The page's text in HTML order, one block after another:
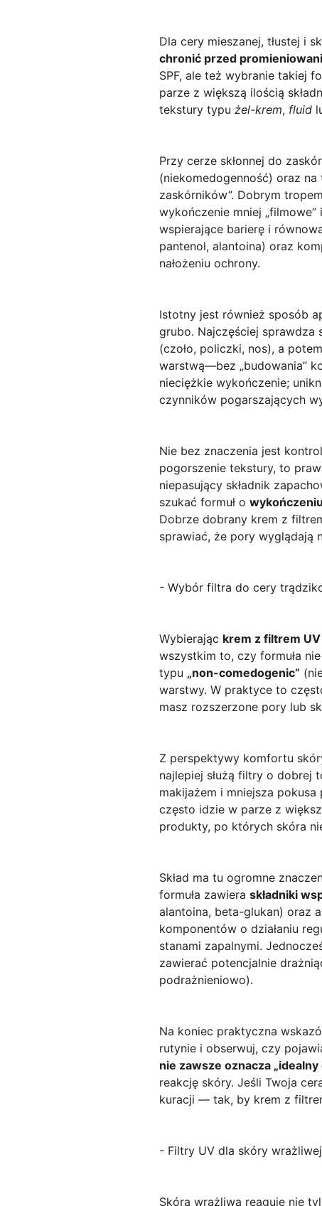
Dla cery mieszanej, tłustej i
chronić przed
SPF, ale też wybranie takiej
parze z większą ilością
tekstury typu żel-krem, fluid
Przy cerze skłonnej do
(niekomedogenność) oraz
zaskórników”. Dobrym
wykończenie mniej
wspierające barierę i
pantenol, alantoina) oraz
nałożeniu ochrony.
Istotny jest również sposób
grubo. Najczęściej sprawdza
(czoło, policzki, nos), a
warstwą—bez „budowania”
nieciężkie wykończenie;
czynników pogarszających
Nie bez znaczenia jest
pogorszenie tekstury, to
niepasujący składnik
szukać formuł o
Dobrze dobrany krem z
sprawiać, że pory wyglądają
- Wybór filtra do cery
Wybierając krem z filtrem
wszystkim to, czy formuła
typu „non-comedogenic”
warstwy. W praktyce to
masz rozszerzone pory lub
Z perspektywy komfortu
najlepiej służą filtry o dobrej
makijażem i mniejsza
często idzie w parze z
produkty, po których skóra
Skład ma tu ogromne
formuła zawiera składniki
alantoina, beta-glukan) oraz
komponentów o działaniu
stanami zapalnymi.
zawierać potencjalnie
podrażnieniowo).
Na koniec praktyczna
rutynie i obserwuj, czy
nie zawsze oznacza „idealny
reakcję skóry. Jeśli Twoja
kuracji — tak, by krem z
- Filtry UV dla skóry
Skóra wrażliwa reaguje nie